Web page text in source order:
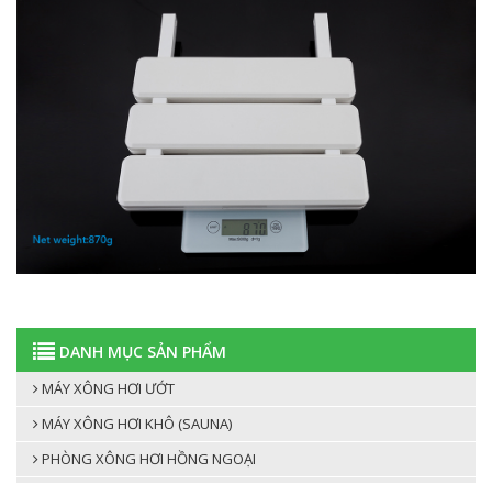
DANH MỤC SẢN PHẨM
MÁY XÔNG HƠI ƯỚT
MÁY XÔNG HƠI KHÔ (SAUNA)
PHÒNG XÔNG HƠI HỒNG NGOẠI